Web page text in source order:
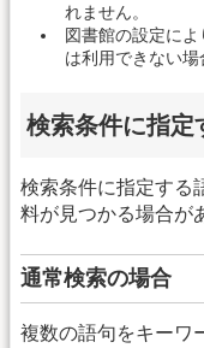
れません。
図書館の設定に
は利用できない場
検索条件に指定
検索条件に指定する
料が見つかる場合が
通常検索の場合
複数の語句をキーワ